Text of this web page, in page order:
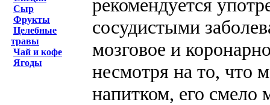
Сыр
Фрукты
Целебные
травы
Чай и кофе
Ягоды
рекомендуется
сосудистыми
мозговое и
несмотря на то, что
напитком, его смело